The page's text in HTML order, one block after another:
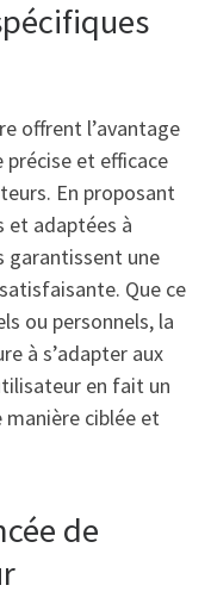
offrent l’avantage
précise et efficace
En proposant
et adaptées à
garantissent une
Que ce
ou personnels, la
à s’adapter aux
en fait un
ciblée et
de